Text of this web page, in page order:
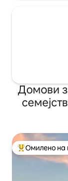
Домови
МеѓуОмилено на